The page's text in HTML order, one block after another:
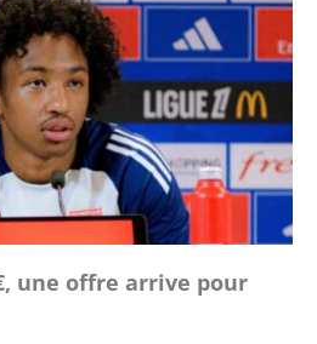
une offre arrive pour